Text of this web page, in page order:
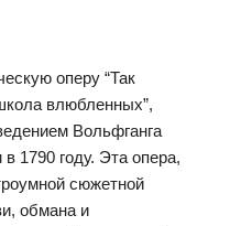
оперу “Так
влюбленных”,
Вольфганга
1790 году. Эта опера,
сюжетной
обмана и